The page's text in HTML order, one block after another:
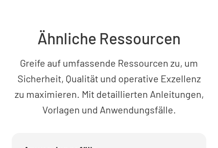
Ähnliche Ressourcen
Greife auf umfassende Ressourcen zu, um
Sicherheit, Qualität und operative Exzellenz
zu maximieren. Mit detaillierten Anleitungen,
Vorlagen und Anwendungsfälle.